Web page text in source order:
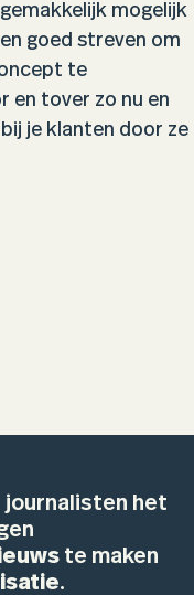
mogelijk
goed streven om
te
en tover zo nu en
je klanten door ze
journalisten het
te maken
.